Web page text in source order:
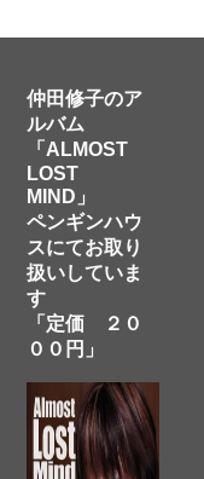
仲田修子のア
ルバム
「ALMOST
LOST
MIND」
ペンギンハウ
スにてお取り
扱いしていま
す
「定価 ２０
００円」